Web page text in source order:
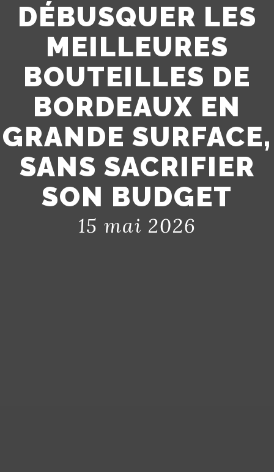
DÉBUSQUER LES
MEILLEURES
BOUTEILLES DE
BORDEAUX EN
GRANDE SURFACE,
SANS SACRIFIER
SON BUDGET
15 mai 2026